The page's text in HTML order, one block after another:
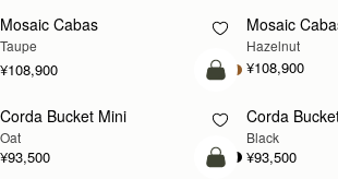
新登場
Mosaic Cabas
Taupe
¥108,900
新登場
Mosaic
Hazelnut
¥108,900
カートに追加
Corda Bucket Mini
Oat
¥93,500
Corda
Black
¥93,500
カートに追加